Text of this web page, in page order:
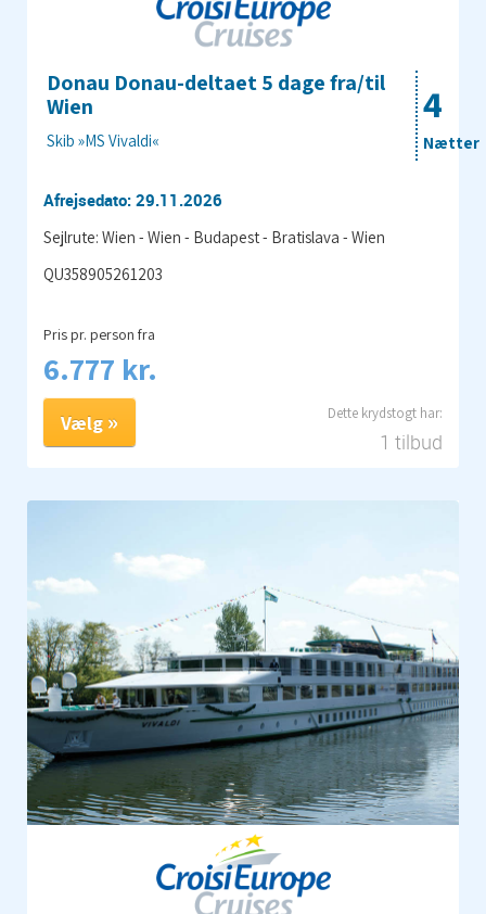
4
Nætter
Donau Donau-deltaet 5 dage fra/til
Wien
Skib »MS Vivaldi«
Afrejsedato: 29.11.2026
Sejlrute: Wien - Wien - Budapest - Bratislava - Wien
QU358905261203
Pris pr. person fra
6.777 kr.
1 tilbud
Vælg